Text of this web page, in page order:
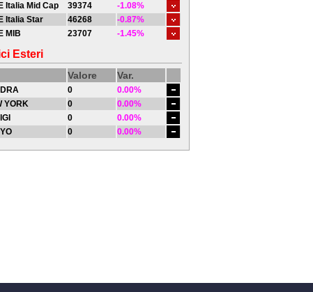
Italia Mid Cap
39374
-1.08%
Italia Star
46268
-0.87%
MIB
23707 -1.45%
Esteri
Valore Var.
0
0.00%
YORK
0
0.00%
0
0.00%
0 0.00%